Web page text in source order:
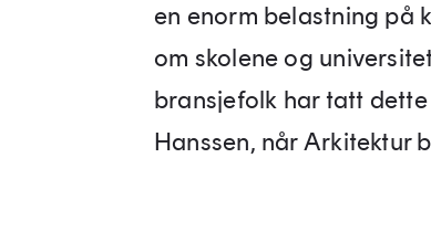
en enorm belastning på
om skolene og
bransjefolk har tatt
Hanssen, når Arkitektur